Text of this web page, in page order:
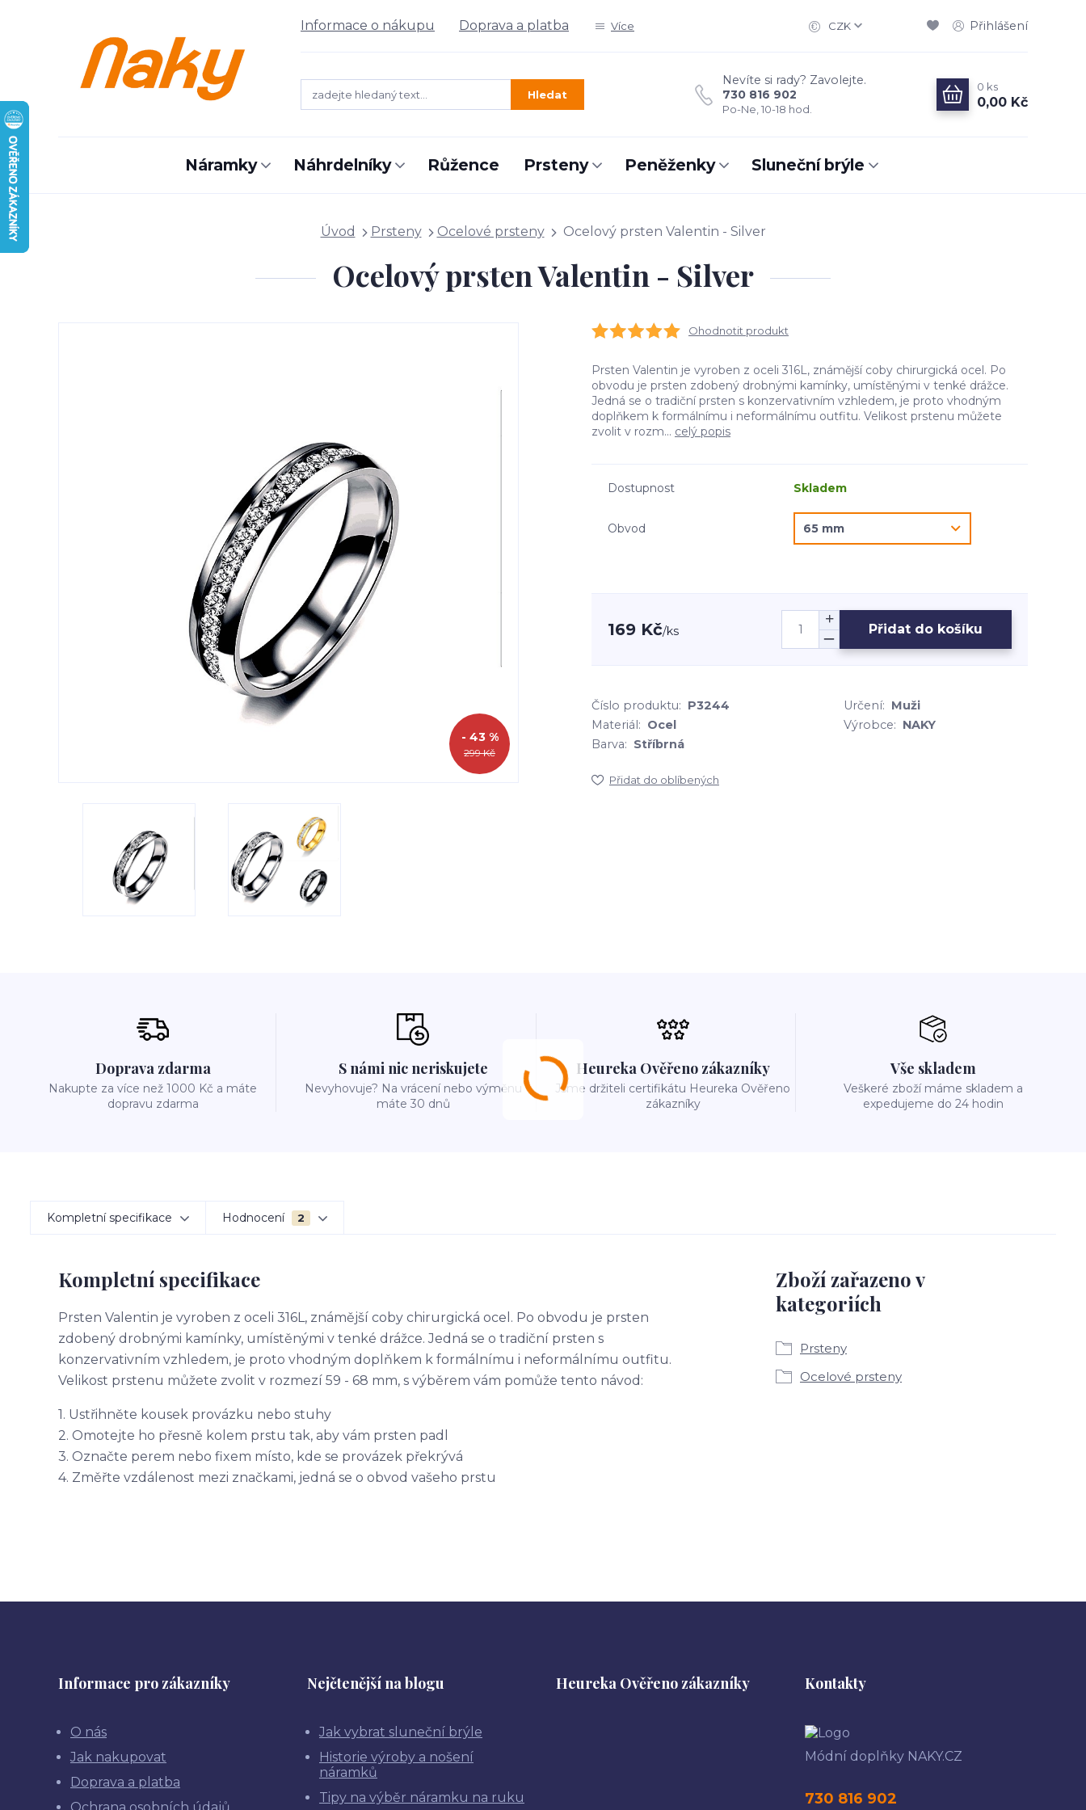
Informace o nákupu Doprava a platba Více CZK Přihlášení
Hledat
Nevíte si rady? Zavolejte.
730 816 902
Po-Ne, 10-18 hod.
0 ks
0,00 Kč
Náramky Náhrdelníky Růžence Prsteny Peněženky Sluneční brýle
Úvod Prsteny Ocelové prsteny Ocelový prsten Valentin - Silver
Ocelový prsten Valentin - Silver
299 Kč
- 43 %
Ohodnotit produkt
Prsten Valentin je vyroben z oceli 316L, známější coby chirurgická ocel. Po
obvodu je prsten zdobený drobnými kamínky, umístěnými v tenké drážce.
Jedná se o tradiční prsten s konzervativním vzhledem, je proto vhodným
doplňkem k formálnímu i neformálnímu outfitu. Velikost prstenu můžete
zvolit v rozm... celý popis
Dostupnost Skladem
Obvod
169 Kč/ks Přidat do košíku
Číslo produktu: P3244 Určení: Muži
Materiál: Ocel Výrobce: NAKY
Barva: Stříbrná
Přidat do oblíbených
Doprava zdarma
Nakupte za více než 1000 Kč a máte
dopravu zdarma
S námi nic neriskujete
Nevyhovuje? Na vrácení nebo výměnu
máte 30 dnů
Heureka Ověřeno zákazníky
Jsme držiteli certifikátu Heureka Ověřeno
zákazníky
Vše skladem
Veškeré zboží máme skladem a
expedujeme do 24 hodin
Kompletní specifikace Hodnocení 2
Kompletní specifikace
Prsten Valentin je vyroben z oceli 316L, známější coby chirurgická ocel. Po obvodu je prsten
zdobený drobnými kamínky, umístěnými v tenké drážce. Jedná se o tradiční prsten s
konzervativním vzhledem, je proto vhodným doplňkem k formálnímu i neformálnímu outfitu.
Velikost prstenu můžete zvolit v rozmezí 59 - 68 mm, s výběrem vám pomůže tento návod:
1. Ustřihněte kousek provázku nebo stuhy
2. Omotejte ho přesně kolem prstu tak, aby vám prsten padl
3. Označte perem nebo fixem místo, kde se provázek překrývá
4. Změřte vzdálenost mezi značkami, jedná se o obvod vašeho prstu
Zboží zařazeno v
kategoriích
Prsteny
Ocelové prsteny
Informace pro zákazníky
O nás
Jak nakupovat
Doprava a platba
Nejčtenější na blogu
Jak vybrat sluneční brýle
Historie výroby a nošení
náramků
Tipy na výběr náramku na ruku
Heureka Ověřeno zákazníky Kontakty
Módní doplňky NAKY.CZ
730 816 902